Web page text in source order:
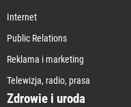
Internet
Public Relations
Reklama i marketing
Telewizja, radio, prasa
Zdrowie i uroda